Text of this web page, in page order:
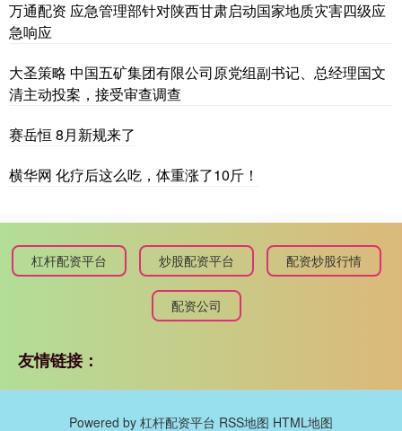
万通配资 应急管理部针对陕西甘肃启动国家地质灾害四级应
急响应
大圣策略 中国五矿集团有限公司原党组副书记、总经理国文
清主动投案，接受审查调查
赛岳恒 8月新规来了
横华网 化疗后这么吃，体重涨了10斤！
杠杆配资平台 炒股配资平台 配资炒股行情
配资公司
友情链接：
Powered by 杠杆配资平台 RSS地图 HTML地图